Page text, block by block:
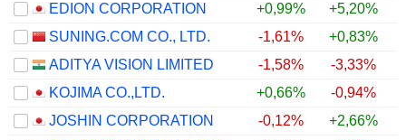
EDION CORPORATION
+0,99% +5,20%
SUNING.COM CO., LTD.
-1,61% +0,83%
ADITYA VISION LIMITED
-1,58% -3,33%
KOJIMA CO.,LTD.
+0,66% -0,94%
JOSHIN CORPORATION
-0,12% +2,66%